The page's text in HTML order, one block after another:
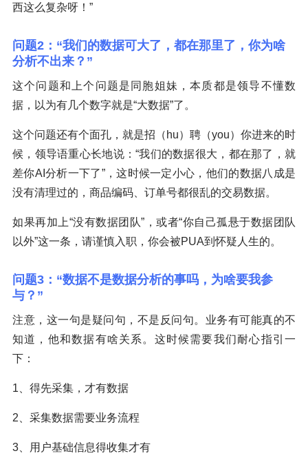
西这么复杂呀！”
问题2：“我们的数据可大了，都在那里了，你为啥
分析不出来？”
这个问题和上个问题是同胞姐妹，本质都是领导不懂数
据，以为有几个数字就是“大数据”了。
这个问题还有个面孔，就是招（hu）聘（you）你进来的时
候，领导语重心长地说：“我们的数据很大，都在那了，就
差你AI分析一下了”，这时候一定小心，他们的数据八成是
没有清理过的，商品编码、订单号都很乱的交易数据。
如果再加上“没有数据团队”，或者“你自己孤悬于数据团队
以外”这一条，请谨慎入职，你会被PUA到怀疑人生的。
问题3：“数据不是数据分析的事吗，为啥要我参
与？”
注意，这一句是疑问句，不是反问句。业务有可能真的不
知道，他和数据有啥关系。这时候需要我们耐心指引一
下：
1、得先采集，才有数据
2、采集数据需要业务流程
3、用户基础信息得收集才有